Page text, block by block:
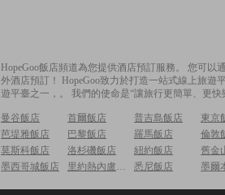
HopeGoo飯店頻道為您提供酒店預訂服務。 您可
外酒店預訂！ HopeGoo致力於打造一站式線上旅
遊平臺之一，。 我們的使命是“讓旅行更簡單、更
曼谷飯店 首爾飯店 普吉島飯店
東京
芭堤雅飯店
巴黎飯店 羅馬飯店
倫敦
莫斯科飯店
洛杉磯飯店 紐約飯店
舊金
墨西哥城飯店
里約熱內盧飯店 悉尼飯店 墨爾